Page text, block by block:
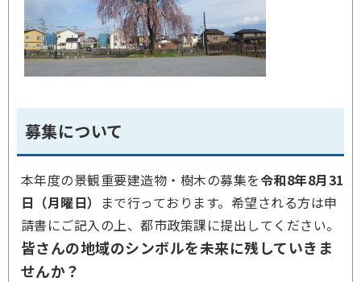
募集について
本年度の景観重要建造物・樹木の募集を令和8年8月31
日（月曜日）
まで行っております。希望される方は申
請書にご記入の上、都市政策課に提出してください。
皆さんの地域のシンボルを未来に残していきま
せんか？